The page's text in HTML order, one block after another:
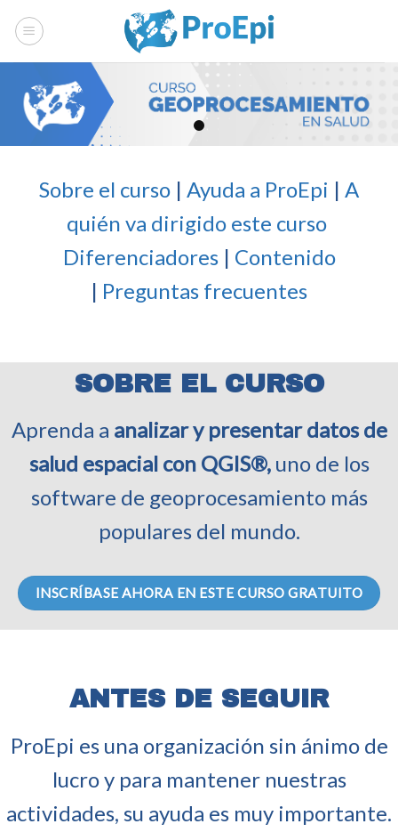
Sobre el curso | Ayuda a ProEpi | A
quién va dirigido este curso
Diferenciadores| Contenido
| Preguntas frecuentes
SOBRE EL CURSO
Aprenda a analizar y presentar datos de
salud espacial con QGIS®,uno de los
software de geoprocesamiento más
populares del mundo.
INSCRÍBASE AHORA EN ESTE CURSO GRATUITO
ANTES DE SEGUIR
ProEpi es una organización sin ánimo de
lucro y para mantener nuestras
actividades, su ayuda es muy importante.